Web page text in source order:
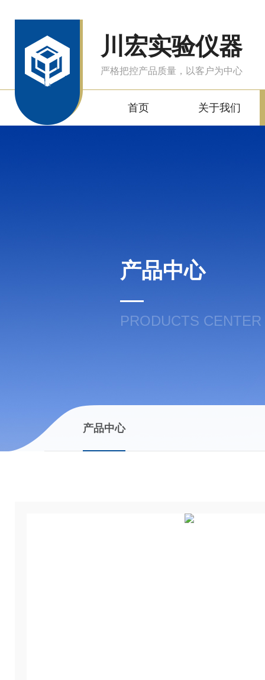
川宏实验仪器
严格把控产品质量，以客户为中心
首页 关于我们
产品中心
PRODUCTS CENTER
产品中心